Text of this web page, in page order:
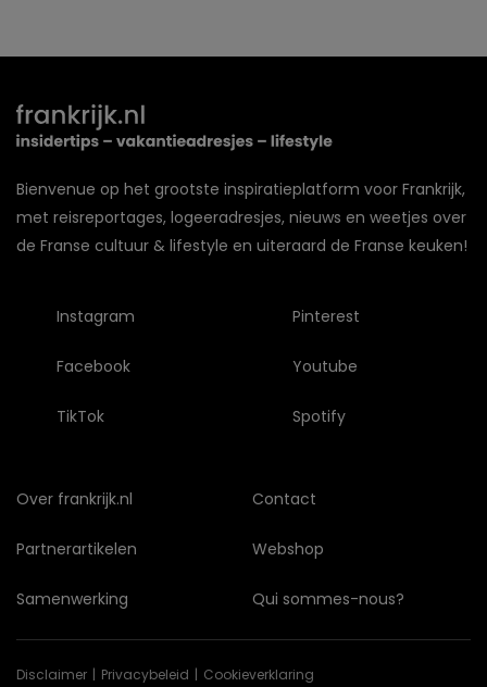
Bienvenue op het grootste inspiratieplatform voor Frankrijk,
met reisreportages, logeeradresjes, nieuws en weetjes over
de Franse cultuur & lifestyle en uiteraard de Franse keuken!
Instagram
Facebook
TikTok
Pinterest
Youtube
Spotify
Over frankrijk.nl
Partnerartikelen
Samenwerking
Contact
Webshop
Qui sommes-nous?
Disclaimer Privacybeleid Cookieverklaring